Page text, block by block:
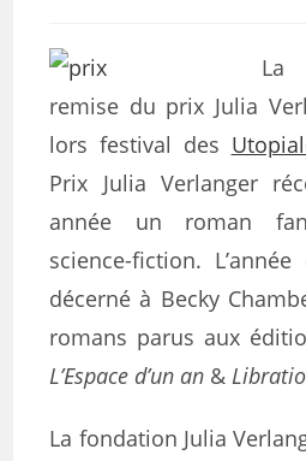
La
remise du prix Julia
lors festival des
Prix Julia Verlanger
année un roman
science-fiction.
décerné à Becky
romans parus aux
L’Espace d’un an &
La fondation Julia